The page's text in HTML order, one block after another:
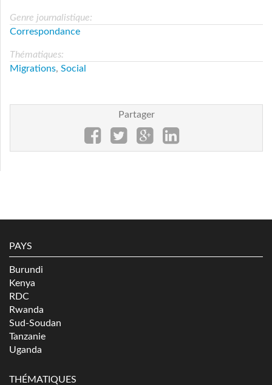
Genre journalistique:
Correspondance
Thématiques:
Migrations, Social
Partager
PAYS
Burundi
Kenya
RDC
Rwanda
Sud-Soudan
Tanzanie
Uganda
THÉMATIQUES